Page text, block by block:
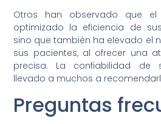
Otros han observado que
optimizado la eficiencia de
sino que también ha elevado el
sus pacientes, al ofrecer una
precisa. La confiabilidad de
llevado a muchos a
Preguntas